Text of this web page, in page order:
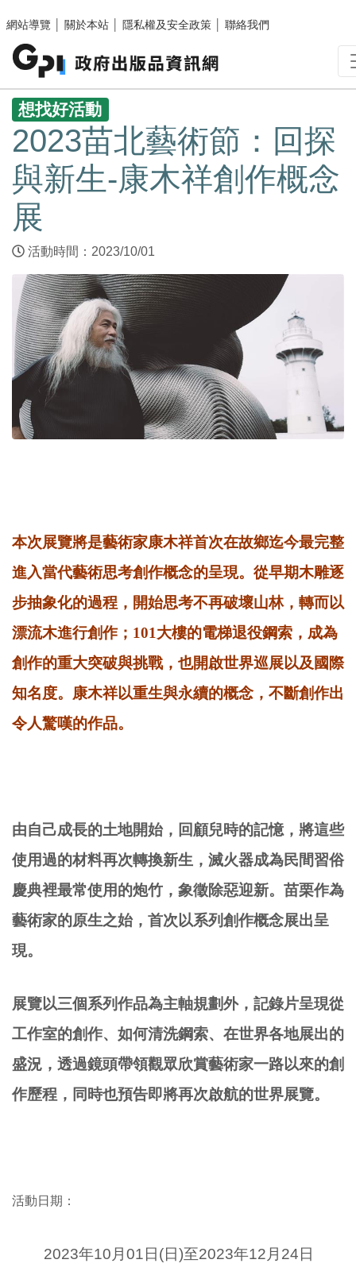
網站導覽
關於本站 隱私權及安全政策 聯絡我們
:::
想找好活動
2023苗北藝術節：回探
與新生-康木祥創作概念
展
活動時間：2023/10/01
本次展覽將是藝術家康木祥首次在故鄉迄今最完整
進入當代藝術思考創作概念的呈現。從早期木雕逐
步抽象化的過程，開始思考不再破壞山林，轉而以
漂流木進行創作；101大樓的電梯退役鋼索，成為
創作的重大突破與挑戰，也開啟世界巡展以及國際
知名度。康木祥以重生與永續的概念，不斷創作出
令人驚嘆的作品。
由自己成長的土地開始，回顧兒時的記憶，將這些
使用過的材料再次轉換新生，滅火器成為民間習俗
慶典裡最常使用的炮竹，象徵除惡迎新。苗栗作為
藝術家的原生之始，首次以系列創作概念展出呈
現。
展覽以三個系列作品為主軸規劃外，記錄片呈現從
工作室的創作、如何清洗鋼索、在世界各地展出的
盛況，透過鏡頭帶領觀眾欣賞藝術家一路以來的創
作歷程，同時也預告即將再次啟航的世界展覽。
活動日期：
2023年10月01日(日)至2023年12月24日